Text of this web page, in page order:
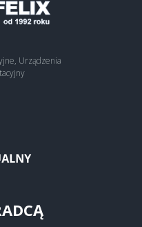
Urządzenia